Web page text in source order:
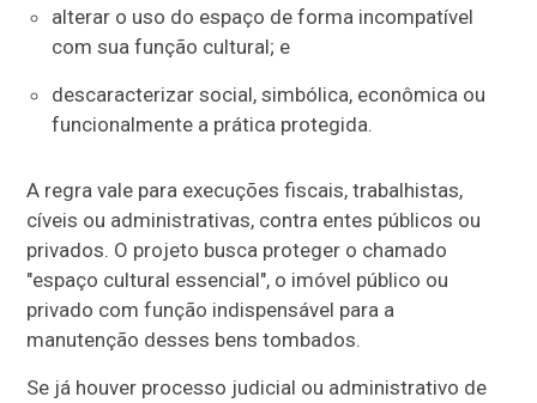
alterar o uso do espaço de forma incompatível
com sua função cultural; e
descaracterizar social, simbólica, econômica ou
funcionalmente a prática protegida.
A regra vale para execuções fiscais, trabalhistas,
cíveis ou administrativas, contra entes públicos ou
privados. O projeto busca proteger o chamado
"espaço cultural essencial", o imóvel público ou
privado com função indispensável para a
manutenção desses bens tombados.
Se já houver processo judicial ou administrativo de